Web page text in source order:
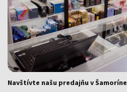
Navštívte našu predajňu v Šamoríne